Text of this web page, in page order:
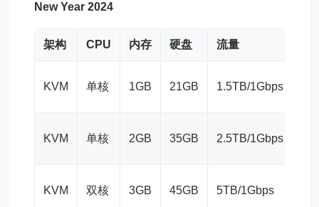
New Year 2024
架构 CPU 内存 硬盘 流量
KVM 单核 1GB 21GB 1.5TB/1Gbps
KVM 单核 2GB 35GB 2.5TB/1Gbps
KVM 双核 3GB 45GB 5TB/1Gbps